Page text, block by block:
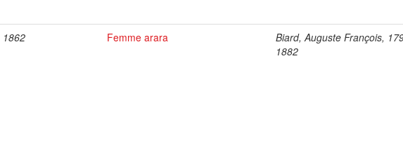
1862 Femme arara
Biard, Auguste François,
1882